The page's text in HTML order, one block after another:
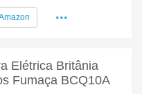
...
Elétrica Britânia
Fumaça BCQ10A